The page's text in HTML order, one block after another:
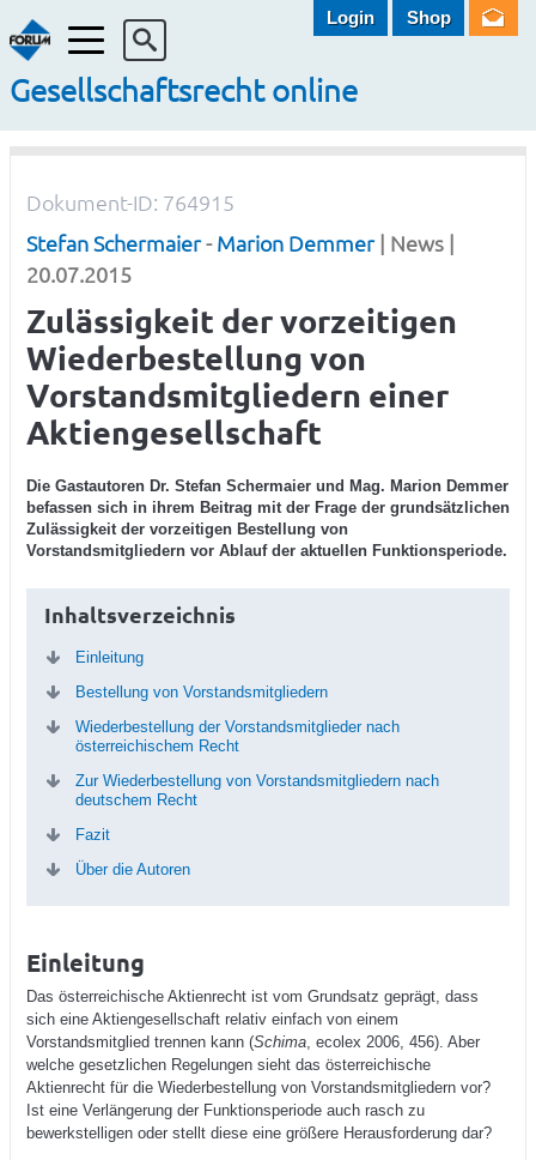
Menü
Gesellschaftsrecht online
Login Shop
Dokument-ID: 764915
Stefan Schermaier-Marion Demmer| News |
20.07.2015
Zulässigkeit der vorzeitigen
Wiederbestellung von
Vorstandsmitgliedern einer
Aktiengesellschaft
Die Gastautoren Dr. Stefan Schermaier und Mag. Marion Demmer
befassen sich in ihrem Beitrag mit der Frage der grundsätzlichen
Zulässigkeit der vorzeitigen Bestellung von
Vorstandsmitgliedern vor Ablauf der aktuellen Funktionsperiode.
Inhaltsverzeichnis
Einleitung
Bestellung von Vorstandsmitgliedern
Wiederbestellung der Vorstandsmitglieder nach
österreichischem Recht
Zur Wiederbestellung von Vorstandsmitgliedern nach
deutschem Recht
Fazit
Über die Autoren
Einleitung
Das österreichische Aktienrecht ist vom Grundsatz geprägt, dass
sich eine Aktiengesellschaft relativ einfach von einem
Vorstandsmitglied trennen kann (Schima, ecolex 2006, 456). Aber
welche gesetzlichen Regelungen sieht das österreichische
Aktienrecht für die Wiederbestellung von Vorstandsmitgliedern vor?
Ist eine Verlängerung der Funktionsperiode auch rasch zu
bewerkstelligen oder stellt diese eine größere Herausforderung dar?